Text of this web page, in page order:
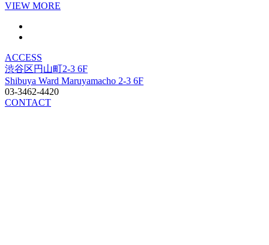
VIEW MORE
ACCESS
渋谷区円山町2-3 6F
Shibuya Ward Maruyamacho 2-3 6F
03-3462-4420
CONTACT